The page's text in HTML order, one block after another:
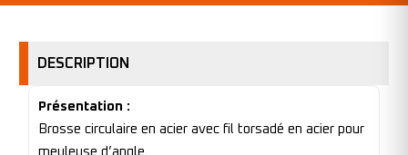
DESCRIPTION
Présentation :
Brosse circulaire en acier avec fil torsadé en acier pour
meuleuse d’angle.